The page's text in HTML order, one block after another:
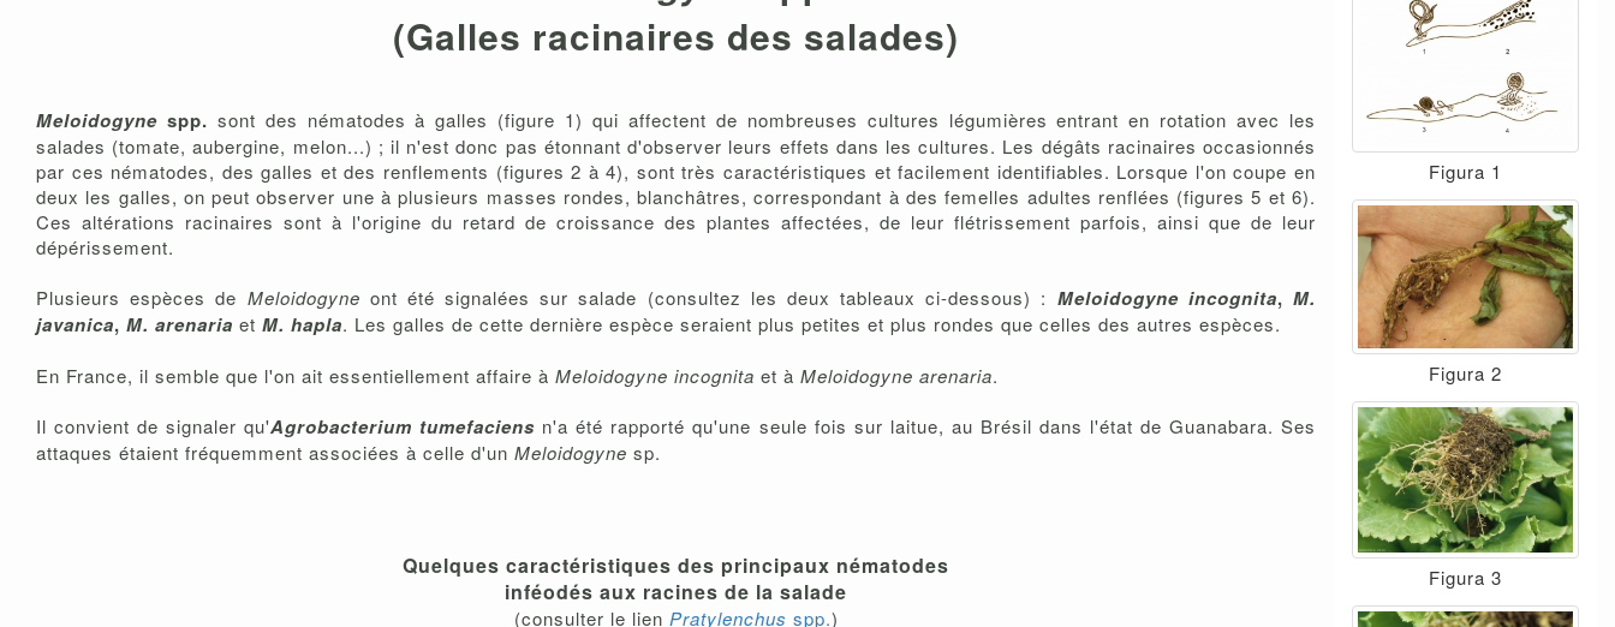
(Galles racinaires des salades)
Meloidogyne spp. sont des nématodes à galles (figure 1) qui affectent de nombreuses cultures légumières entrant en rotation avec les
salades (tomate, aubergine, melon...) ; il n'est donc pas étonnant d'observer leurs effets dans les cultures. Les dégâts racinaires occasionnés
par ces nématodes, des galles et des renflements (figures 2 à 4), sont très caractéristiques et facilement identifiables. Lorsque l'on coupe en
deux les galles, on peut observer une à plusieurs masses rondes, blanchâtres, correspondant à des femelles adultes renflées (figures 5 et 6).
Ces altérations racinaires sont à l'origine du retard de croissance des plantes affectées, de leur flétrissement parfois, ainsi que de leur
dépérissement.
Plusieurs espèces de Meloidogyne ont été signalées sur salade (consultez les deux tableaux ci-dessous) : Meloidogyne incognita,M.
javanica, M. arenaria et M. hapla. Les galles de cette dernière espèce seraient plus petites et plus rondes que celles des autres espèces.
En France, il semble que l'on ait essentiellement affaire à Meloidogyne incognita et à Meloidogyne arenaria.
Il convient de signaler qu'Agrobacterium tumefaciens n'a été rapporté qu'une seule fois sur laitue, au Brésil dans l'état de Guanabara. Ses
attaques étaient fréquemment associées à celle d'un Meloidogyne sp.
Quelques caractéristiques des principaux nématodes
inféodés aux racines de la salade
(consulter le lien Pratylenchus spp.)
Figura 1
Figura 2
Figura 3